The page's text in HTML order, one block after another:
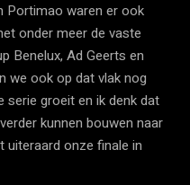
Portimao waren er ook
onder meer de vaste
Benelux, Ad Geerts en
we ook op dat vlak nog
serie groeit en ik denk dat
kunnen bouwen naar
uiteraard onze finale in